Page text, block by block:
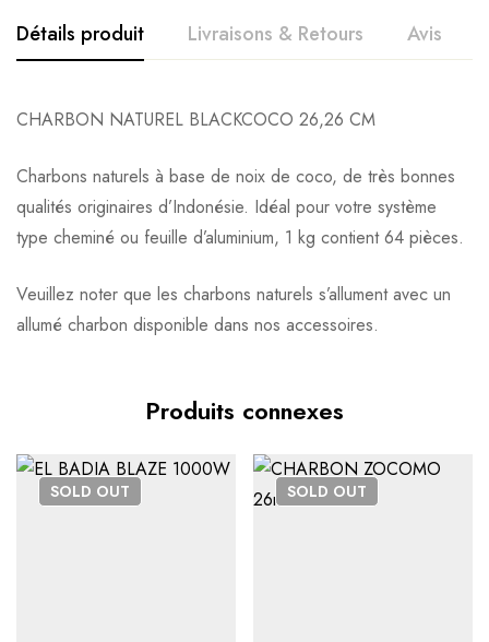
Détails produit Livraisons & Retours Avis
CHARBON NATUREL BLACKCOCO 26,26 CM
Charbons naturels à base de noix de coco, de très bonnes
qualités originaires d’Indonésie. Idéal pour votre système
type cheminé ou feuille d’aluminium, 1 kg contient 64 pièces.
Veuillez noter que les charbons naturels s’allument avec un
allumé charbon disponible dans nos accessoires.
Avis clients
Ajouter mon avis
Il n'y a pas encore d'avis, donnez le vôtre en premier !
Questions clients
0question sur ce produit Poser ma question
Aucune question actuellement. Devenez le premier à poser
votre question !
Produits connexes
SOLD OUT SOLD OUT